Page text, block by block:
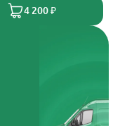
4 200 ₽